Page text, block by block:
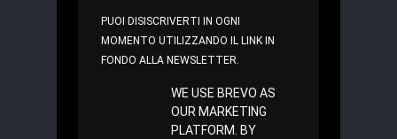
PUOI DISISCRIVERTI IN OGNI
MOMENTO UTILIZZANDO IL LINK IN
FONDO ALLA NEWSLETTER.
WE USE BREVO AS
OUR MARKETING
PLATFORM. BY